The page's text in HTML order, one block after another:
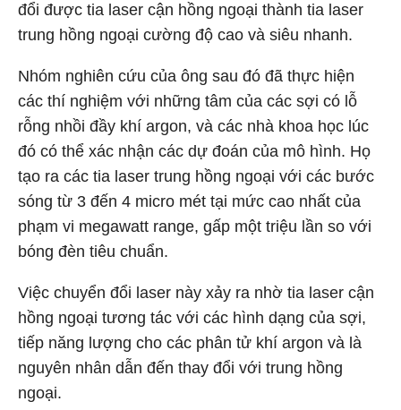
đổi được tia laser cận hồng ngoại thành tia laser
trung hồng ngoại cường độ cao và siêu nhanh.
Nhóm nghiên cứu của ông sau đó đã thực hiện
các thí nghiệm với những tâm của các sợi có lỗ
rỗng nhồi đầy khí argon, và các nhà khoa học lúc
đó có thể xác nhận các dự đoán của mô hình. Họ
tạo ra các tia laser trung hồng ngoại với các bước
sóng từ 3 đến 4 micro mét tại mức cao nhất của
phạm vi megawatt range, gấp một triệu lần so với
bóng đèn tiêu chuẩn.
Việc chuyển đổi laser này xảy ra nhờ tia laser cận
hồng ngoại tương tác với các hình dạng của sợi,
tiếp năng lượng cho các phân tử khí argon và là
nguyên nhân dẫn đến thay đổi với trung hồng
ngoại.